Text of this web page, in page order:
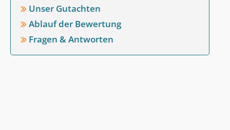
Unser Gutachten
Ablauf der Bewertung
Fragen & Antworten